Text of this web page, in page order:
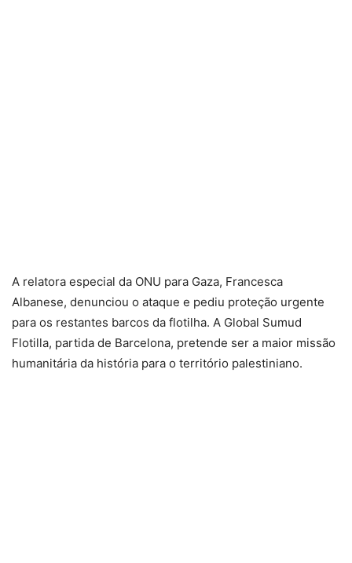
A relatora especial da ONU para Gaza, Francesca
Albanese, denunciou o ataque e pediu proteção urgente
para os restantes barcos da flotilha. A Global Sumud
Flotilla, partida de Barcelona, pretende ser a maior missão
humanitária da história para o território palestiniano.